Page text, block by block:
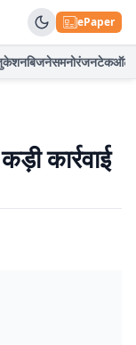
ePaper
बिजनेसमनोरंजनटेकऑटो
कार्रवाई